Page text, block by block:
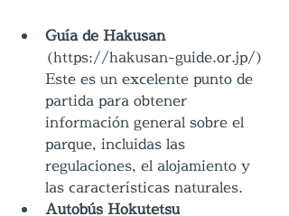
Guía de Hakusan
(https://hakusan-guide.or.jp/)
Este es un excelente punto de
partida para obtener
información general sobre el
parque, incluidas las
regulaciones, el alojamiento y
las características naturales.
Autobús Hokutetsu